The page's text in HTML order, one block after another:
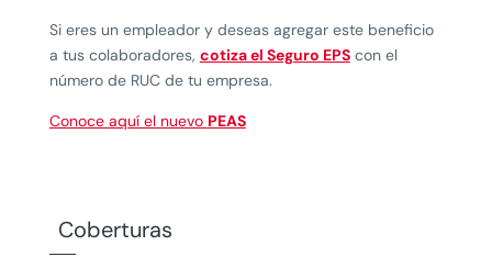
Si eres un empleador y deseas agregar este beneficio
a tus colaboradores, cotiza el Seguro EPScon el
número de RUC de tu empresa.
Conoce aquí el nuevo PEAS
Coberturas